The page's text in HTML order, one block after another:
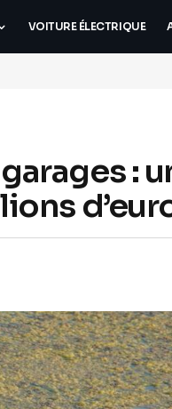
VOITURE ÉLECTRIQUE
: